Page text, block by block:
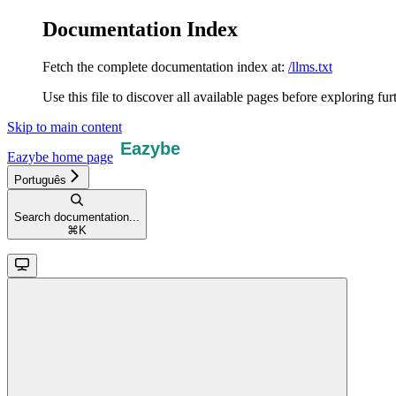
Documentation Index
Fetch the complete documentation index at: /llms.txt
Use this file to discover all available pages before exploring
Skip to main content
Eazybe home page
Português
Search documentation...
⌘ K